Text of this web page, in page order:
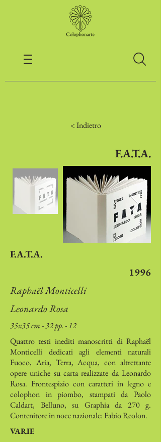
< Indietro
F.A.T.A.
F.A.T.A.
1996
Raphaël Monticelli
Leonardo Rosa
35x35 cm - 32 pp. - 12
Quattro testi inediti manoscritti di Raphaël
Monticelli dedicati agli elementi naturali
Fuoco, Aria, Terra, Acqua, con altrettante
opere uniche su carta realizzate da Leonardo
Rosa. Frontespizio con caratteri in legno e
colophon in piombo, stampati da Paolo
Caldart, Belluno, su Graphia da 270 g.
Contenitore in noce nazionale: Fabio Reolon.
VARIE